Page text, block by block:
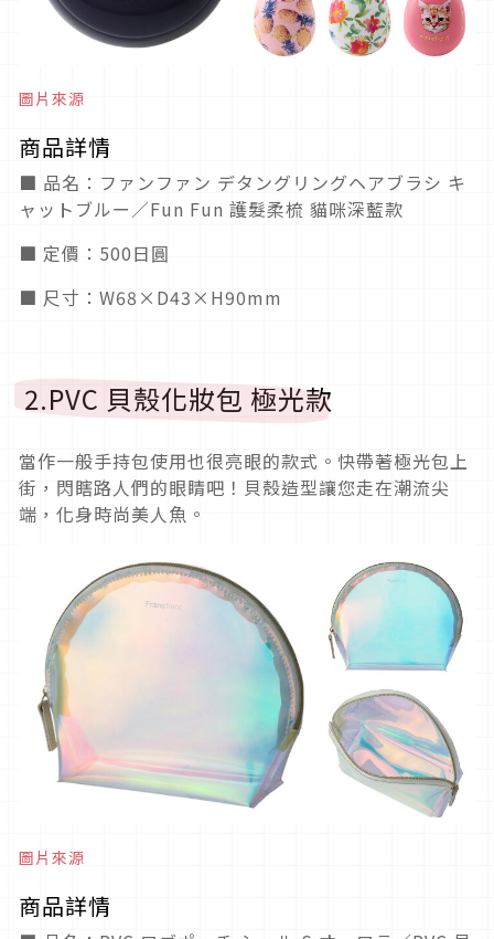
圖片來源
商品詳情
■ 品名：ファンファン デタングリングヘアブラシ キ
ャットブルー／Fun Fun 護髮柔梳 貓咪深藍款
■ 定價：500日圓
■ 尺寸：W68×D43×H90mm
2.PVC 貝殼化妝包 極光款
當作一般手持包使用也很亮眼的款式。快帶著極光包上
街，閃瞎路人們的眼睛吧！貝殼造型讓您走在潮流尖
端，化身時尚美人魚。
圖片來源
商品詳情